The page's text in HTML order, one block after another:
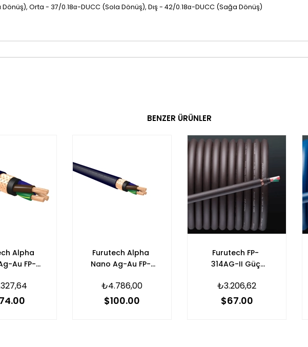
Orta - 37/0.18α-DUCC (Sola Dönüş), Dış - 42/0.18α-DUCC (Sağa Dönüş)
BENZER ÜRÜNLER
Alpha
Au FP-
Furutech Alpha
Nano Ag-Au FP-
₺4.786,00
$100.00
Furutech FP-
314AG-II Güç
₺3.206,62
$67.00